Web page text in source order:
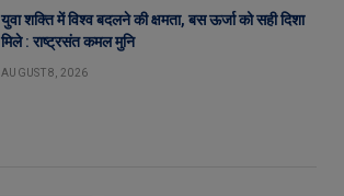
युवा शक्ति में विश्व बदलने की क्षमता, बस ऊर्जा को सही दिशा
मिले : राष्ट्रसंत कमल मुनि
AUGUST 8, 2026